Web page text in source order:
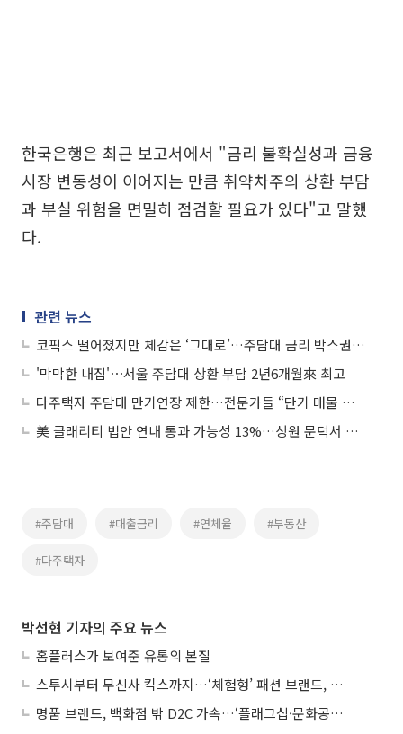
한국은행은 최근 보고서에서 "금리 불확실성과 금융
시장 변동성이 이어지는 만큼 취약차주의 상환 부담
과 부실 위험을 면밀히 점검할 필요가 있다"고 말했
다.
관련 뉴스
코픽스 떨어졌지만 체감은 ‘그대로’…주담대 금리 박스권 전망
'막막한 내집'⋯서울 주담대 상환 부담 2년6개월來 최고
다주택자 주담대 만기연장 제한…전문가들 “단기 매물 출회 유도할 것”
美 클래리티 법안 연내 통과 가능성 13%…상원 문턱서 제동
#주담대 #대출금리 #연체율 #부동산
#다주택자
박선현 기자의 주요 뉴스
홈플러스가 보여준 유통의 본질
스투시부터 무신사 킥스까지…‘체험형’ 패션 브랜드, 잇단 제주행
명품 브랜드, 백화점 밖 D2C 가속…‘플래그십·문화공간’ 전략 눈길